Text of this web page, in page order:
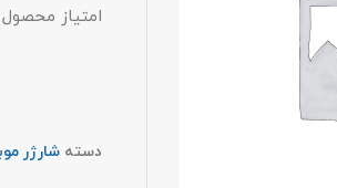
امتیاز محصول
دسته شارژر